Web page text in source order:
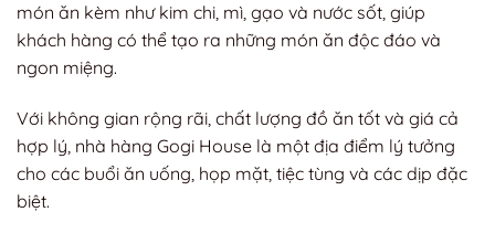
món ăn kèm như kim chi, mì, gạo và nước sốt, giúp
khách hàng có thể tạo ra những món ăn độc đáo và
ngon miệng.
Với không gian rộng rãi, chất lượng đồ ăn tốt và giá cả
hợp lý, nhà hàng Gogi House là một địa điểm lý tưởng
cho các buổi ăn uống, họp mặt, tiệc tùng và các dịp đặc
biệt.